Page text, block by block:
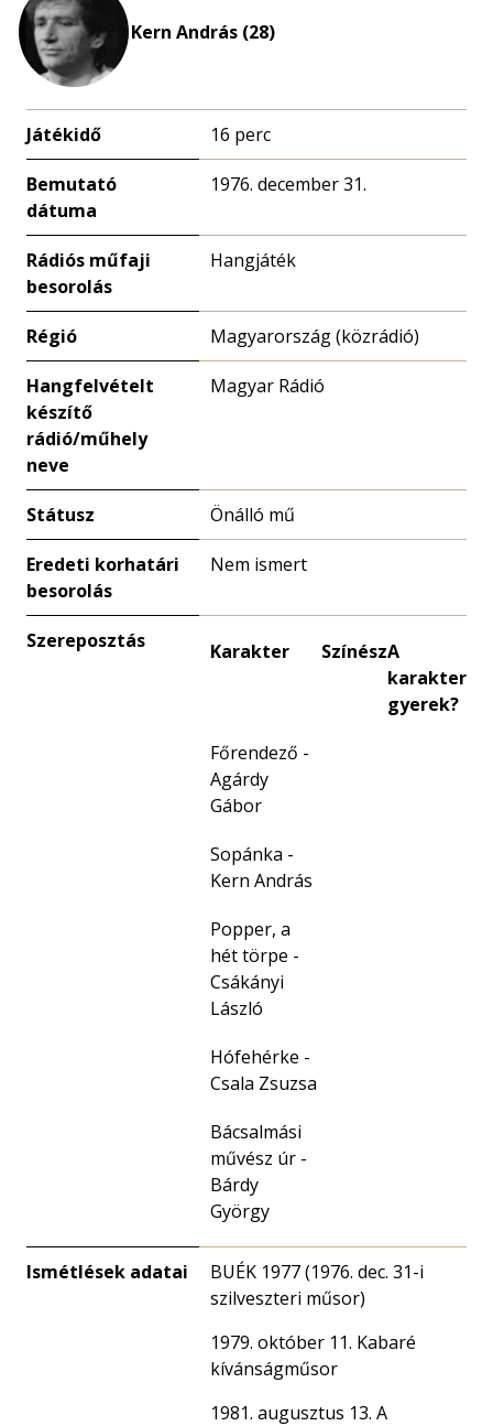
Kern András (28)
Játékidő 16 perc
Bemutató
dátuma
1976. december 31.
Rádiós műfaji
besorolás
Hangjáték
Régió Magyarország (közrádió)
Hangfelvételt
készítő
rádió/műhely
neve
Magyar Rádió
Státusz Önálló mű
Eredeti korhatári
besorolás
Nem ismert
Szereposztás Karakter SzínészA
karakter
gyerek?
Főrendező -
Agárdy
Gábor
Sopánka -
Kern András
Popper, a
hét törpe -
Csákányi
László
Hófehérke -
Csala Zsuzsa
Bácsalmási
művész úr -
Bárdy
György
Ismétlések adatai
BUÉK 1977 (1976. dec. 31-i
szilveszteri műsor)
1979. október 11. Kabaré
kívánságműsor
1981. augusztus 13. A